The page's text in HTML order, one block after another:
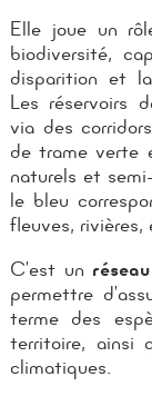
Elle joue un
biodiversité,
disparition et
Les réservoirs
via des
de trame verte
naturels et
le bleu
fleuves,
C’est un
permettre
terme des
territoire, ainsi
climatiques.